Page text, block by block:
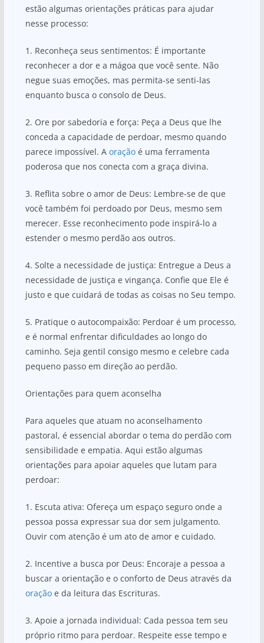
estão algumas orientações práticas para ajudar
nesse processo:
1. Reconheça seus sentimentos: É importante
reconhecer a dor e a mágoa que você sente. Não
negue suas emoções, mas permita-se senti-las
enquanto busca o consolo de Deus.
2. Ore por sabedoria e força: Peça a Deus que lhe
conceda a capacidade de perdoar, mesmo quando
parece impossível. A oraçãoé uma ferramenta
poderosa que nos conecta com a graça divina.
3. Reflita sobre o amor de Deus: Lembre-se de que
você também foi perdoado por Deus, mesmo sem
merecer. Esse reconhecimento pode inspirá-lo a
estender o mesmo perdão aos outros.
4. Solte a necessidade de justiça: Entregue a Deus a
necessidade de justiça e vingança. Confie que Ele é
justo e que cuidará de todas as coisas no Seu tempo.
5. Pratique o autocompaixão: Perdoar é um processo,
e é normal enfrentar dificuldades ao longo do
caminho. Seja gentil consigo mesmo e celebre cada
pequeno passo em direção ao perdão.
Orientações para quem aconselha
Para aqueles que atuam no aconselhamento
pastoral, é essencial abordar o tema do perdão com
sensibilidade e empatia. Aqui estão algumas
orientações para apoiar aqueles que lutam para
perdoar:
1. Escuta ativa: Ofereça um espaço seguro onde a
pessoa possa expressar sua dor sem julgamento.
Ouvir com atenção é um ato de amor e cuidado.
2. Incentive a busca por Deus: Encoraje a pessoa a
buscar a orientação e o conforto de Deus através da
oraçãoe da leitura das Escrituras.
3. Apoie a jornada individual: Cada pessoa tem seu
próprio ritmo para perdoar. Respeite esse tempo e